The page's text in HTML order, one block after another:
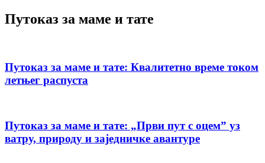
Путоказ за маме и тате
Путоказ за маме и тате: Квалитетно време током
летњег распуста
Путоказ за маме и тате: „Први пут с оцемˮ уз
ватру, природу и заједничке авантуре